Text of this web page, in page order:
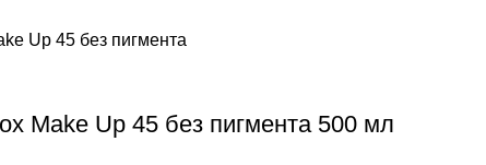
Make Up 45 без пигмента 500 мл